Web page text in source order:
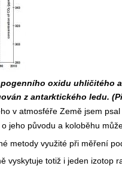
oxidu uhličitého
z antarktického ledu.
v atmosféře Země jsem
jeho původu a koloběhu
metody využité při měření
vyskytuje totiž i jeden izotop